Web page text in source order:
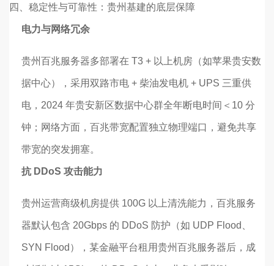
四、 稳定性与可靠性：贵州基建的底层保障
电力与网络冗余
贵州百兆服务器多部署在 T3 + 以上机房（如苹果贵安数
据中心），采用双路市电 + 柴油发电机 + UPS 三重供
电，2024 年贵安新区数据中心群全年断电时间＜10 分
钟；网络方面，百兆带宽配置独立物理端口，避免共享
带宽的突发拥塞。
抗 DDoS 攻击能力
贵州运营商级机房提供 100G 以上清洗能力，百兆服务
器默认包含 20Gbps 的 DDoS 防护（如 UDP Flood、
SYN Flood），某金融平台租用贵州百兆服务器后，成